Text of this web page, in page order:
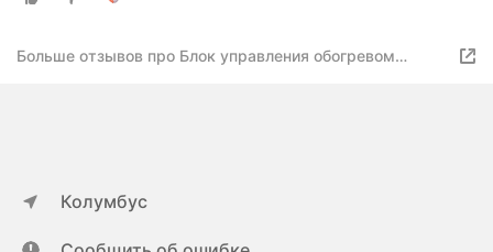
Больше отзывов про Блок управления обогревом
Колумбус